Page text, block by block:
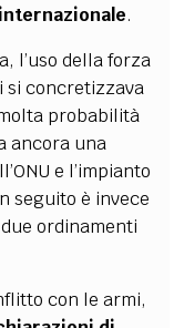
.
l’uso della forza
si concretizzava
probabilità
ancora una
e l’impianto
seguito è invece
ordinamenti
con le armi,